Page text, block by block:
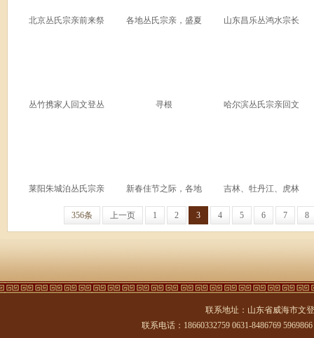
北京丛氏宗亲前来祭 各地丛氏宗亲，盛夏 山东昌乐丛鸿水宗长
丛竹携家人回文登丛 寻根 哈尔滨丛氏宗亲回文
莱阳朱城泊丛氏宗亲 新春佳节之际，各地 吉林、牡丹江、虎林
356条 上一页 1 2 3 4 5 6 7 8
联系地址：山东省威海市文
联系电话：18660332759 0631-8486769